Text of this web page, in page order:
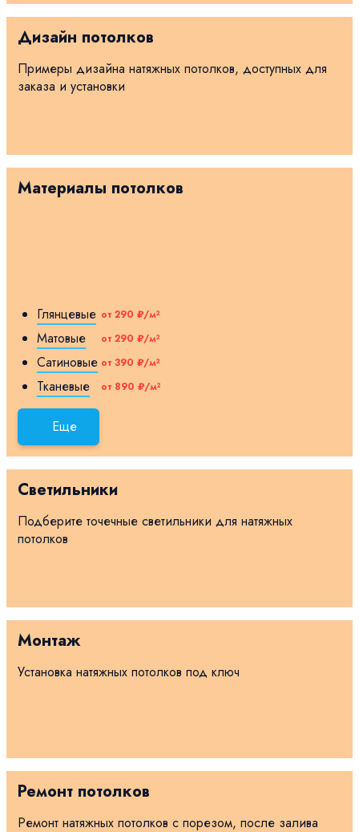
Дизайн потолков
Примеры дизайна натяжных потолков, доступных для
заказа и установки
Материалы потолков
Глянцевые от 290 ₽/м²
Матовые от 290 ₽/м²
Сатиновые от 390 ₽/м²
Тканевые от 890 ₽/м²
Еще
Светильники
Подберите точечные светильники для натяжных
потолков
Монтаж
Установка натяжных потолков под ключ
Ремонт потолков
Ремонт натяжных потолков с порезом, после залива